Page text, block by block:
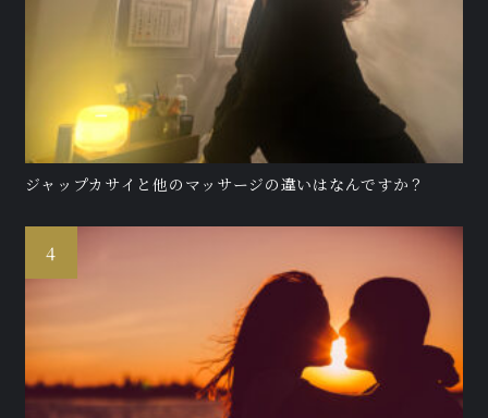
ジャップカサイと他のマッサージの違いはなんですか？